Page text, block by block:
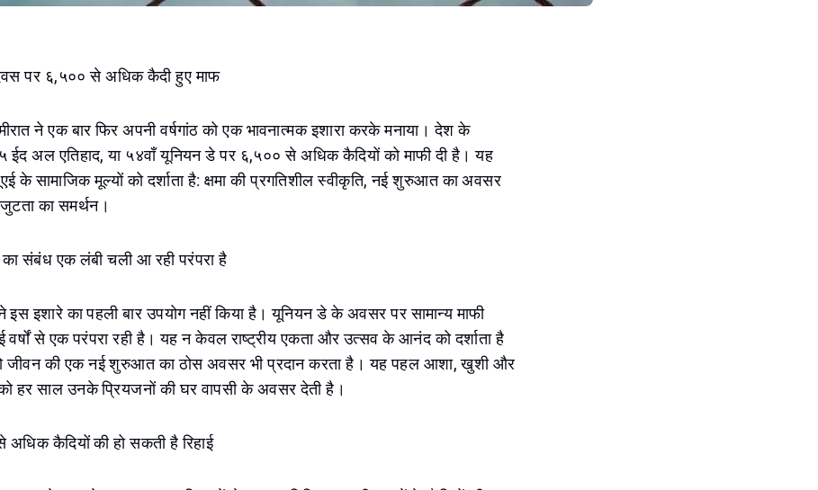
पर ६,५०० से अधिक कैदी हुए माफ
ने एक बार फिर अपनी वर्षगांठ को एक भावनात्मक इशारा करके मनाया। देश के
ईद अल एतिहाद, या ५४वाँ यूनियन डे पर ६,५०० से अधिक कैदियों को माफी दी है। यह
के सामाजिक मूल्यों को दर्शाता है: क्षमा की प्रगतिशील स्वीकृति, नई शुरुआत का अवसर
का समर्थन।
का संबंध एक लंबी चली आ रही परंपरा है
इशारे का पहली बार उपयोग नहीं किया है। यूनियन डे के अवसर पर सामान्य माफी
से एक परंपरा रही है। यह न केवल राष्ट्रीय एकता और उत्सव के आनंद को दर्शाता है
जीवन की एक नई शुरुआत का ठोस अवसर भी प्रदान करता है। यह पहल आशा, खुशी और
को हर साल उनके प्रियजनों की घर वापसी के अवसर देती है।
अधिक कैदियों की हो सकती है रिहाई